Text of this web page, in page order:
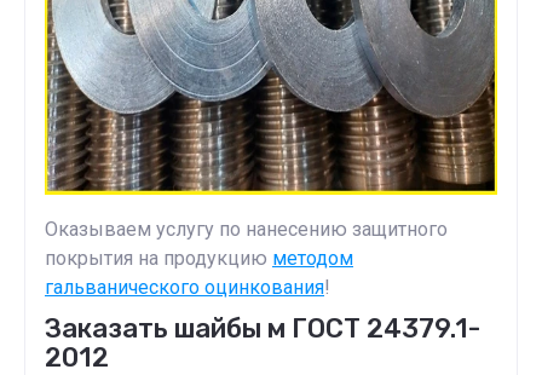
Оказываем услугу по нанесению защитного
покрытия на продукцию методом
гальванического оцинкования!
Заказать шайбы м ГОСТ 24379.1-
2012